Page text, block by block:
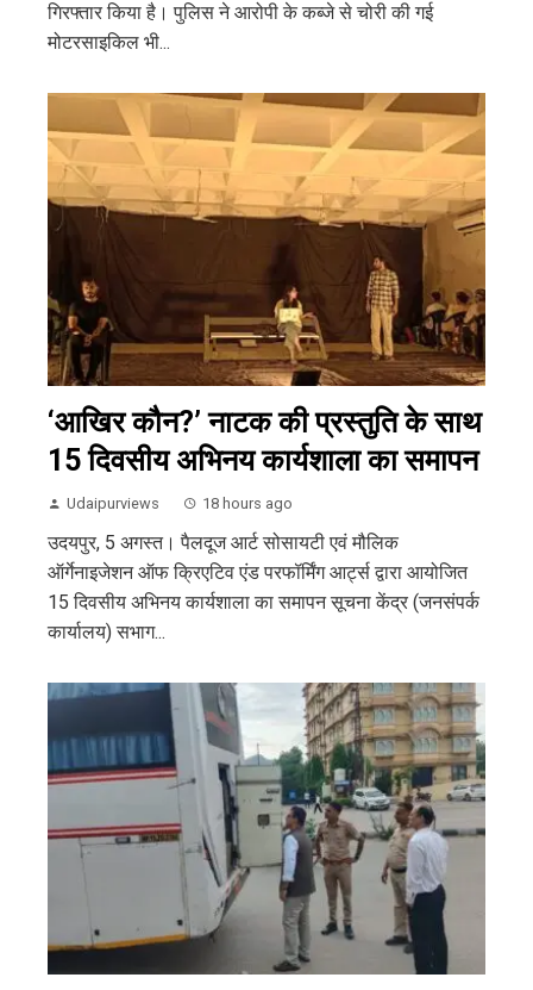
गिरफ्तार किया है। पुलिस ने आरोपी के कब्जे से चोरी की गई
मोटरसाइकिल भी...
‘आखिर कौन?’ नाटक की प्रस्तुति के साथ
15 दिवसीय अभिनय कार्यशाला का समापन
Udaipurviews 18 hours ago
उदयपुर, 5 अगस्त। पैलदूज आर्ट सोसायटी एवं मौलिक
ऑर्गेनाइजेशन ऑफ क्रिएटिव एंड परफॉर्मिंग आर्ट्स द्वारा आयोजित
15 दिवसीय अभिनय कार्यशाला का समापन सूचना केंद्र (जनसंपर्क
कार्यालय) सभाग...